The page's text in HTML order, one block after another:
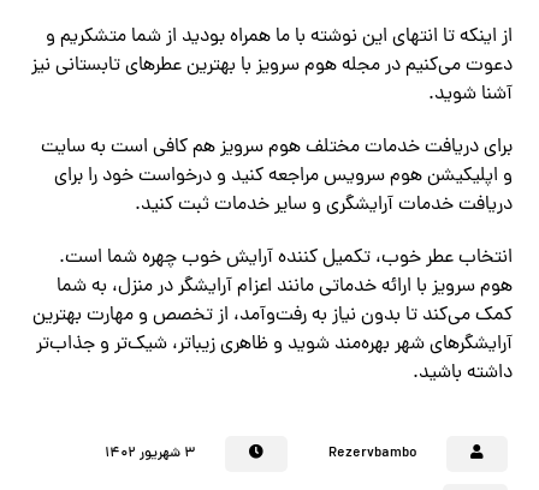
از اینکه تا انتهای این نوشته با ما همراه بودید از شما متشکریم و
دعوت می‌کنیم در مجله هوم سرویز با بهترین عطرهای تابستانی نیز
آشنا شوید.
برای دریافت خدمات مختلف هوم سرویز هم کافی است به سایت
و اپلیکیشن هوم سرویس مراجعه کنید و درخواست خود را برای
دریافت خدمات آرایشگری و سایر خدمات ثبت کنید.
انتخاب عطر خوب، تکمیل کننده آرایش خوب چهره شما است.
هوم سرویز با ارائه خدماتی مانند اعزام آرایشگر در منزل، به شما
کمک می‌کند تا بدون نیاز به رفت‌وآمد، از تخصص و مهارت بهترین
آرایشگرهای شهر بهره‌مند شوید و ظاهری زیباتر، شیک‌تر و جذاب‌تر
داشته باشید.
Rezervbambo ۳ شهریور ۱۴۰۲